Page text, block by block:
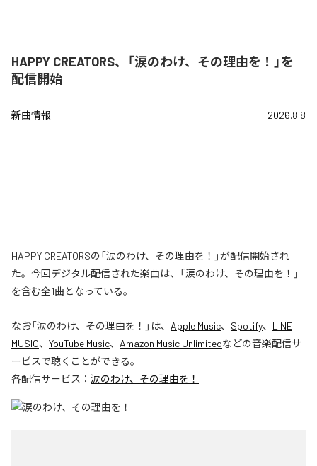
HAPPY CREATORS、「涙のわけ、その理由を！」を
配信開始
新曲情報 2026.8.8
HAPPY CREATORSの「涙のわけ、その理由を！」が配信開始され
た。今回デジタル配信された楽曲は、「涙のわけ、その理由を！」
を含む全1曲となっている。
なお「涙のわけ、その理由を！ 」は、 Apple Music、 Spotify、 LINE
MUSIC、 YouTube Music、 Amazon Music Unlimitedなどの音楽配信サ
ービスで聴くことができる。
各配信サービス： 涙のわけ、その理由を！